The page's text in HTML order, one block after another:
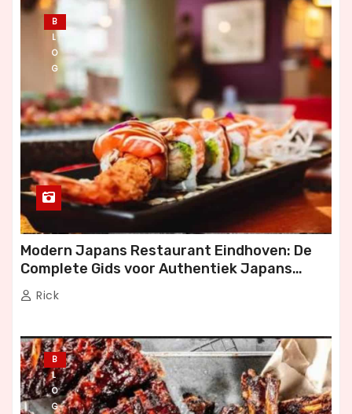
B
L
O
G
Modern Japans Restaurant Eindhoven: De
Complete Gids voor Authentiek Japans
Dineren
Rick
B
L
O
G